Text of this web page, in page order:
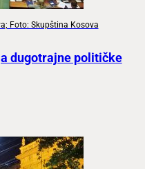
Foto: Skupština Kosova
dugotrajne političke